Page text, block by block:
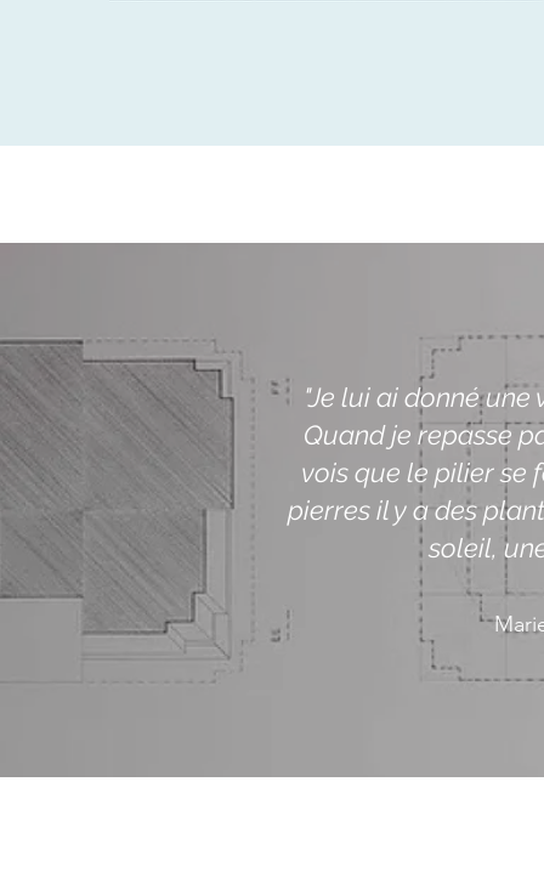
"Je lui ai donné une
Quand je repasse
vois que le pilier se
pierres il y a des
soleil,